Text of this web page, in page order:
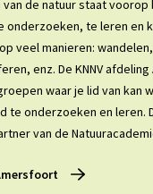
de natuur staat voorop
onderzoeken, te leren en
veel manieren:
enz. De KNNV
waar je lid van kan
te onderzoeken en leren.
van de